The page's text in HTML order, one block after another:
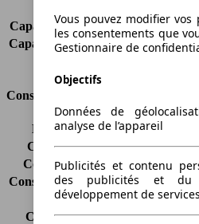
Capacité de remorquage (sans
Capacité de remorquage (avec
Consommation
Émissions de CO2*
Consommation (ville)
-
Consommation (route)
-
Consommation (combinée)* -
Classe d'émissions
Euro
Capacité du réservoir
60 l
Vous pouvez modifier
les consentements que
Gestionnaire de
Objectifs
Données de
analyse de l’appareil
Publicités et contenu
des publicités et du
développement de services